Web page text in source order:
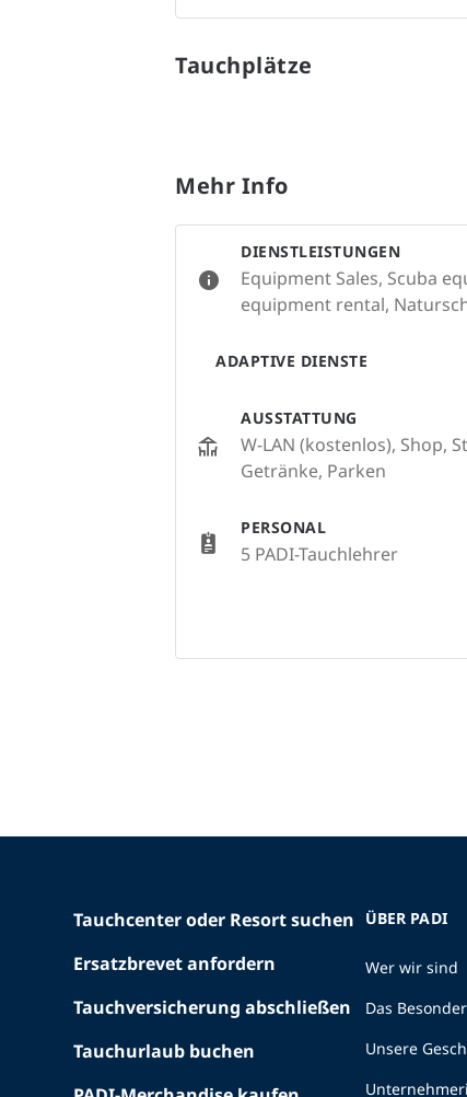
Tauchplätze
Mehr Info
DIENSTLEISTUNGEN
Equipment Sales, Scuba
equipment rental,
ADAPTIVE DIENSTE
AUSSTATTUNG
W-LAN (kostenlos), Shop,
Getränke, Parken
PERSONAL
5 PADI-Tauchlehrer
Tauchcenter oder Resort suchen
Ersatzbrevet anfordern
Tauchversicherung abschließen
Tauchurlaub buchen
ÜBER PADI
Wer wir sind
Das
Unsere